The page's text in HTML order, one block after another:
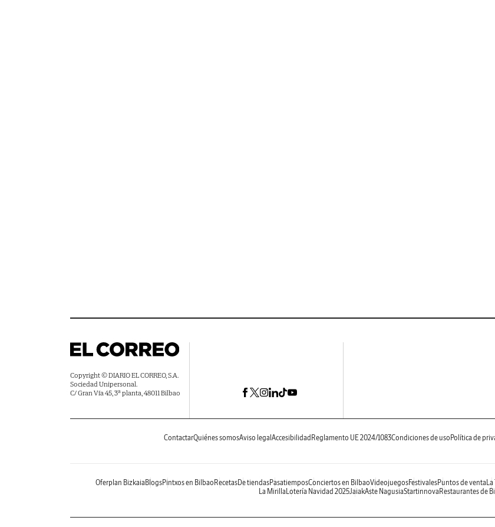
Copyright © DIARIO EL CORREO, S.A.
Sociedad Unipersonal.
C/ Gran Vía 45, 3ª planta, 48011 Bilbao
ContactarQuiénes somosAviso legal Accesibilidad Reglamento UE 2024/1083Condiciones de uso Política de
Oferplan Bizkaia BlogsPintxos en Bilbao RecetasDe tiendasPasatiemposConciertos en BilbaoVideojuegosFestivalesPuntos de venta
La Mirilla Lotería Navidad 2025JaiakAste NagusiaStartinnova Restaurantes de